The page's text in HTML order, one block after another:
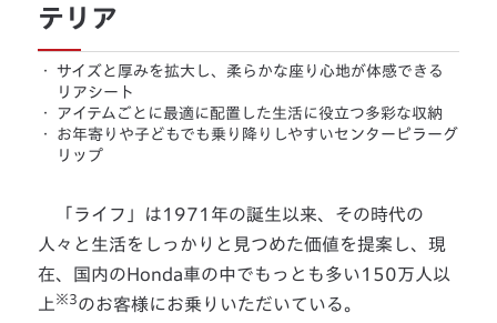
テリア
・
サイズと厚みを拡大し、柔らかな座り心地が体感できる
リアシート
・
アイテムごとに最適に配置した生活に役立つ多彩な収納
・
お年寄りや子どもでも乗り降りしやすいセンターピラーグ
リップ
「ライフ」は1971年の誕生以来、その時代の
人々と生活をしっかりと見つめた価値を提案し、現
在、国内のHonda車の中でもっとも多い150万人以
上 ※3のお客様にお乗りいただいている。